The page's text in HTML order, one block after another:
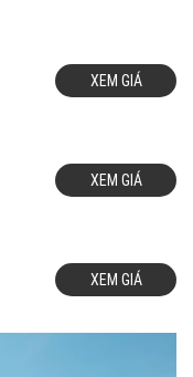
XEM GIÁ
XEM GIÁ
XEM GIÁ